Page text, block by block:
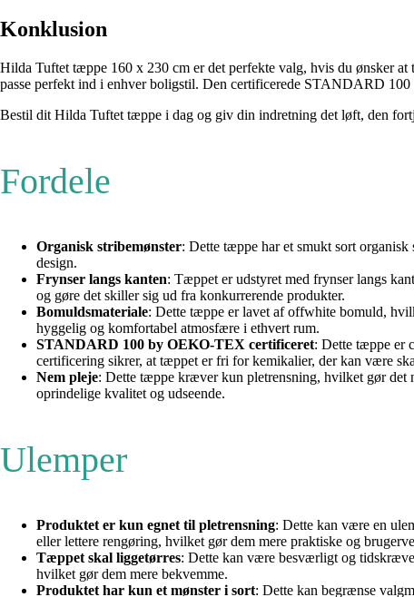
Konklusion
Hilda Tuftet tæppe 160 x 230 cm er det perfekte valg, hvis du ønsker
passe perfekt ind i enhver boligstil. Den certificerede STANDARD
Bestil dit Hilda Tuftet tæppe i dag og giv din indretning det løft, den
Fordele
Organisk stribemønster: Dette tæppe har et smukt sort
design.
Frynser langs kanten: Tæppet er udstyret med frynser langs
og gøre det skiller sig ud fra konkurrerende produkter.
Bomuldsmateriale: Dette tæppe er lavet af offwhite bomuld,
hyggelig og komfortabel atmosfære i ethvert rum.
STANDARD 100 by OEKO-TEX certificeret: Dette tæppe er
certificering sikrer, at tæppet er fri for kemikalier, der kan være
Nem pleje: Dette tæppe kræver kun pletrensning, hvilket gør det
oprindelige kvalitet og udseende.
Ulemper
Produktet er kun egnet til pletrensning: Dette kan være en
eller lettere rengøring, hvilket gør dem mere praktiske og
Tæppet skal liggetørres: Dette kan være besværligt og
hvilket gør dem mere bekvemme.
Produktet har kun et mønster i sort: Dette kan begrænse